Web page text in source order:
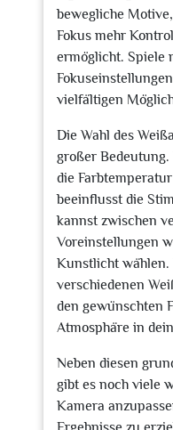
bewegliche
Fokus mehr
ermöglicht. Spiele
vielfältigen
Die Wahl des
großer
die
beeinflusst die
kannst zwischen
Voreinstellungen
Kunstlicht
verschiedenen
den gewünschten
Atmosphäre in
Neben diesen
gibt es noch viele
Kamera